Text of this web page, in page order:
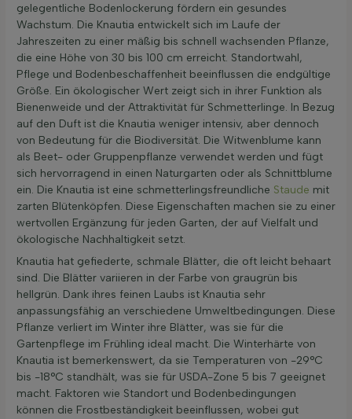
gelegentliche Bodenlockerung fördern ein gesundes
Wachstum. Die Knautia entwickelt sich im Laufe der
Jahreszeiten zu einer mäßig bis schnell wachsenden Pflanze,
die eine Höhe von 30 bis 100 cm erreicht. Standortwahl,
Pflege und Bodenbeschaffenheit beeinflussen die endgültige
Größe. Ein ökologischer Wert zeigt sich in ihrer Funktion als
Bienenweide und der Attraktivität für Schmetterlinge. In Bezug
auf den Duft ist die Knautia weniger intensiv, aber dennoch
von Bedeutung für die Biodiversität. Die Witwenblume kann
als Beet- oder Gruppenpflanze verwendet werden und fügt
sich hervorragend in einen Naturgarten oder als Schnittblume
ein. Die Knautia ist eine schmetterlingsfreundliche Staude mit
zarten Blütenköpfen. Diese Eigenschaften machen sie zu einer
wertvollen Ergänzung für jeden Garten, der auf Vielfalt und
ökologische Nachhaltigkeit setzt.
Knautia hat gefiederte, schmale Blätter, die oft leicht behaart
sind. Die Blätter variieren in der Farbe von graugrün bis
hellgrün. Dank ihres feinen Laubs ist Knautia sehr
anpassungsfähig an verschiedene Umweltbedingungen. Diese
Pflanze verliert im Winter ihre Blätter, was sie für die
Gartenpflege im Frühling ideal macht. Die Winterhärte von
Knautia ist bemerkenswert, da sie Temperaturen von -29°C
bis -18°C standhält, was sie für USDA-Zone 5 bis 7 geeignet
macht. Faktoren wie Standort und Bodenbedingungen
können die Frostbeständigkeit beeinflussen, wobei gut